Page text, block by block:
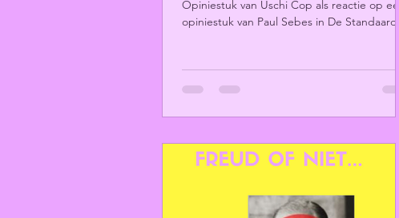
Opiniestuk van Uschi Cop als reactie op een
opiniestuk van Paul Sebes in De Standaard